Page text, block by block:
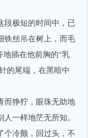
极短的时间中，已
丝吊在树上，而毛
地插在他前胸的“乳
的尾端，在黑暗中
狰狞，眼珠无助地
一样地茫无所知。
冷颤，回过头，不